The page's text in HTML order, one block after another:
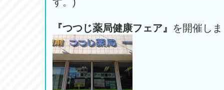
『つつじ薬局健康フェア』 を開催し